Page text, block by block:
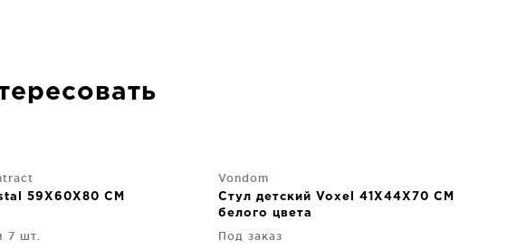
59X60X80 CM
7 шт.
Vondom
Стул детский Voxel 41X44X70 CM
белого цвета
Под заказ